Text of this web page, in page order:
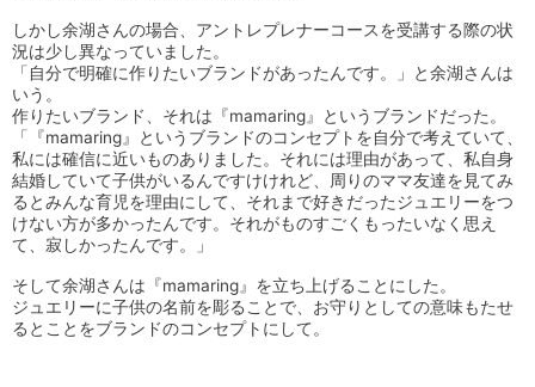
しかし余湖さんの場合、アントレプレナーコースを受講する際の状
況は少し異なっていました。
「自分で明確に作りたいブランドがあったんです。」と余湖さんは
いう。
作りたいブランド、それは『mamaring』というブランドだった。
「『mamaring』というブランドのコンセプトを自分で考えていて、
私には確信に近いものありました。それには理由があって、私自身
結婚していて子供がいるんですけけれど、周りのママ友達を見てみ
るとみんな育児を理由にして、それまで好きだったジュエリーをつ
けない方が多かったんです。それがものすごくもったいなく思え
て、寂しかったんです。」
そして余湖さんは『mamaring』を立ち上げることにした。
ジュエリーに子供の名前を彫ることで、お守りとしての意味もたせ
るとことをブランドのコンセプトにして。